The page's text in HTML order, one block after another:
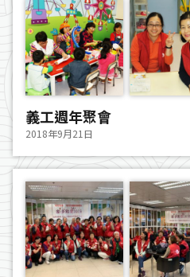
義工週年聚會
2018年9月21日